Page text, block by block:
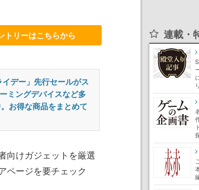
トリーはこちらから
デー」先行セールがス
ミングデバイスなど多
お得な商品をまとめて
向けガジェットを厳選
ページを要チェック
連載・